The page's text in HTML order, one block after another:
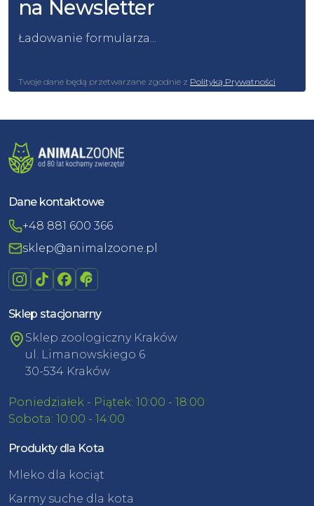
na Newsletter
Ładowanie formularza...
Twoje dane będą przetwarzane zgodnie z Polityką Prywatności
Dane kontaktowe
+48 881 600 366
sklep@animalzoone.pl
Sklep stacjonarny
Sklep zoologiczny Kraków
ul. Limanowskiego 6
30-534 Kraków
Poniedziałek - Piątek: 10:00 - 18:00
Sobota: 10:00 - 14:00
Produkty dla Kota
Mleko dla kociąt
Karmy suche dla kota